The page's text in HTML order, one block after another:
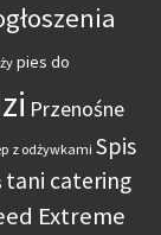
pies do
Przenośne
z odżywkami Spis
tani catering
Extreme